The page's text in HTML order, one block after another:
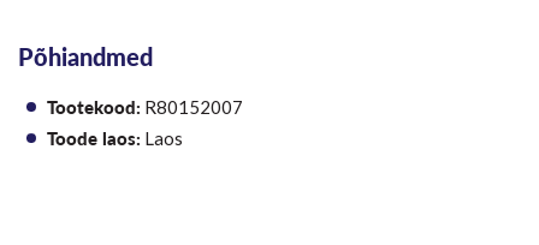
Põhiandmed
Tootekood: R80152007
Toode laos: Laos